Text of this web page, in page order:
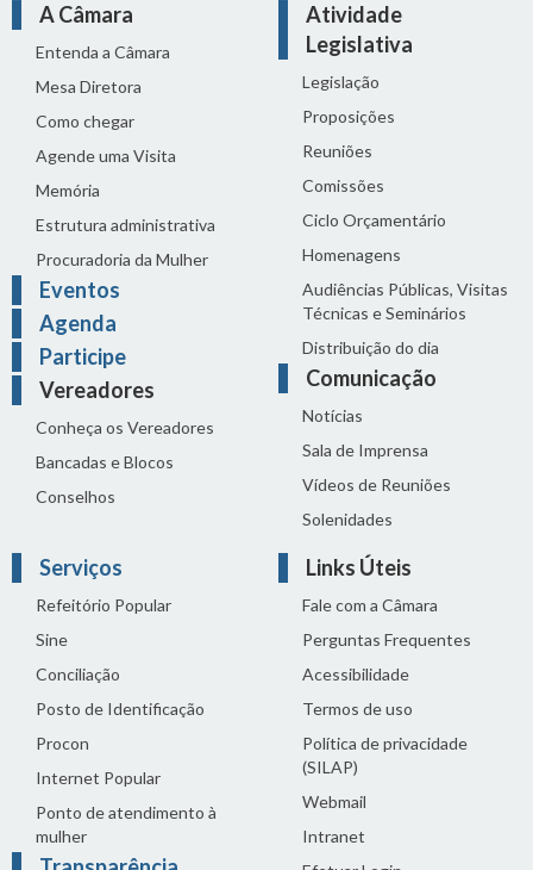
A Câmara
Entenda a Câmara
Mesa Diretora
Como chegar
Agende uma Visita
Memória
Estrutura administrativa
Procuradoria da Mulher
Eventos
Agenda
Participe
Vereadores
Conheça os Vereadores
Bancadas e Blocos
Conselhos
Atividade
Legislativa
Legislação
Proposições
Reuniões
Comissões
Ciclo Orçamentário
Homenagens
Audiências Públicas, Visitas
Técnicas e Seminários
Distribuição do dia
Comunicação
Notícias
Sala de Imprensa
Vídeos de Reuniões
Solenidades
Serviços
Refeitório Popular
Sine
Conciliação
Posto de Identificação
Procon
Internet Popular
Ponto de atendimento à
mulher
Links Úteis
Fale com a Câmara
Perguntas Frequentes
Acessibilidade
Termos de uso
Política de privacidade
(SILAP)
Webmail
Intranet